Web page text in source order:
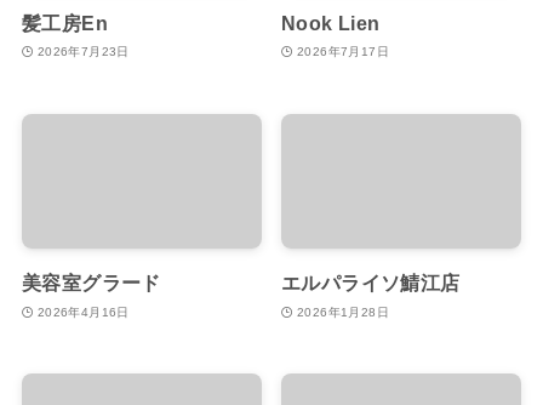
髪工房En
2026年7月23日
Nook Lien
2026年7月17日
美容室グラード
2026年4月16日
エルパライソ鯖江店
2026年1月28日